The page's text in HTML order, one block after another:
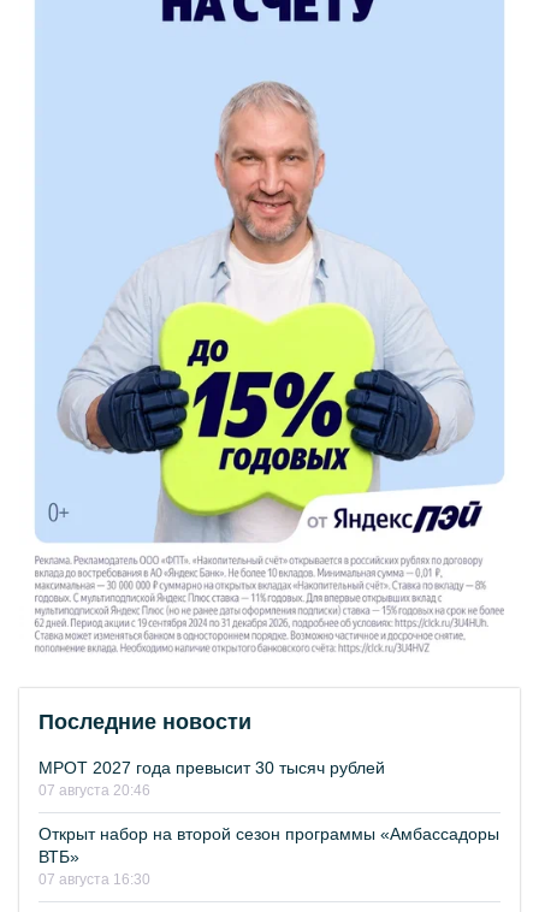
Последние новости
МРОТ 2027 года превысит 30 тысяч рублей
07 августа 20:46
Открыт набор на второй сезон программы «Амбассадоры
ВТБ»
07 августа 16:30